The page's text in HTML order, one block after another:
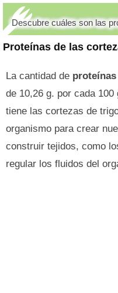
Proteínas de las
Descubre cuáles son las
La cantidad de
de 10,26 g. por cada
tiene las cortezas de
organismo para crear
construir tejidos, como
regular los fluidos del